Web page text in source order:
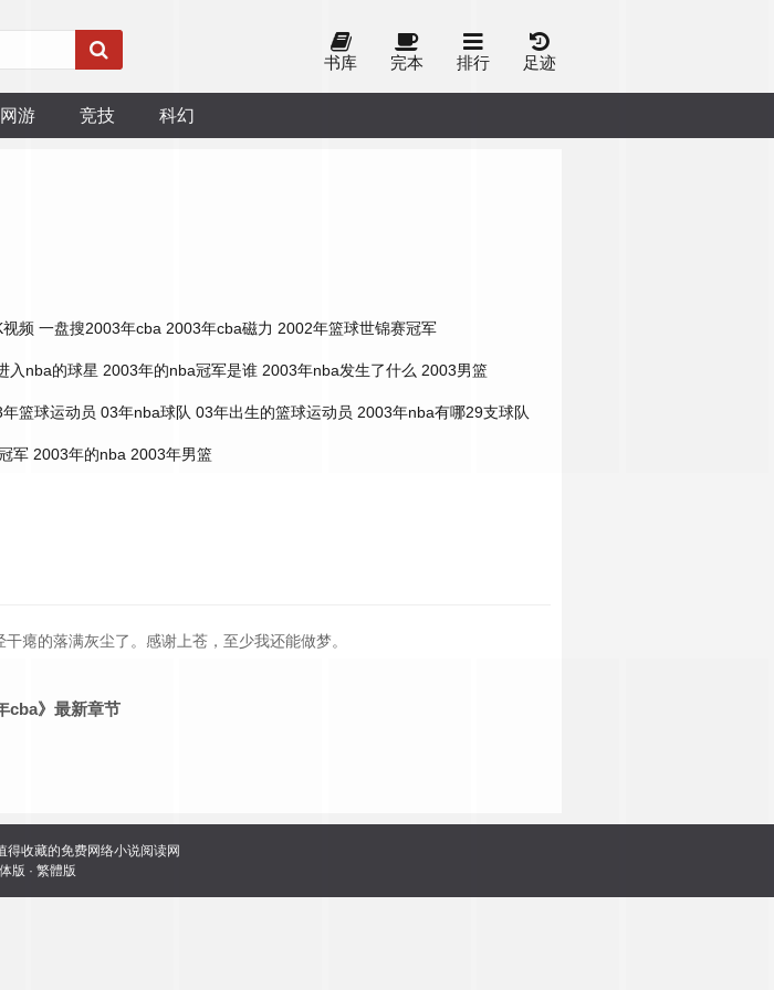
书库 完本 排行 足迹
网游 竞技 科幻
视频 一盘搜2003年cba 2003年cba磁力 2002年篮球世锦赛冠军
入nba的球星 2003年的nba冠军是谁 2003年nba发生了什么 2003男篮
篮球运动员 03年nba球队 03年出生的篮球运动员 2003年nba有哪29支球队
军 2003年的nba 2003年男篮
瘪的落满灰尘了。感谢上苍，至少我还能做梦。
cba》最新章节
得收藏的免费网络小说阅读网
版 · 繁體版